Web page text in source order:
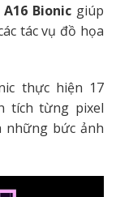
A16 Bionic giúp
tác vụ đồ họa
thực hiện 17
tích từng pixel
những bức ảnh